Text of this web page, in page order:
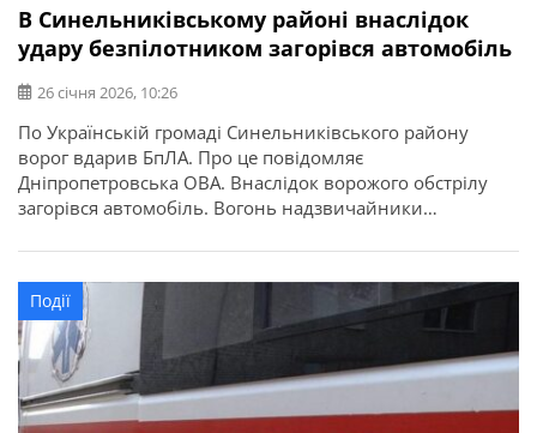
В Синельниківському районі внаслідок
удару безпілотником загорівся автомобіль
26 січня 2026, 10:26
По Українській громаді Синельниківського району
ворог вдарив БпЛА. Про це повідомляє
Дніпропетровська ОВА. Внаслідок ворожого обстрілу
загорівся автомобіль. Вогонь надзвичайники
Події